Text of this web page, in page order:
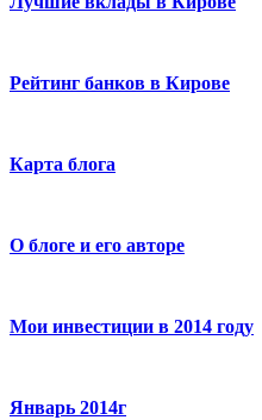
Рейтинг банков в Кирове
Карта блога
О блоге и его авторе
Мои инвестиции в 2014 году
Январь 2014г